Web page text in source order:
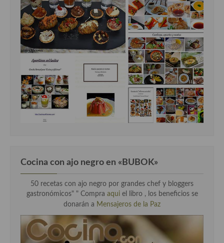
Cocina con ajo negro en «BUBOK»
50 recetas con ajo negro por grandes chef y bloggers
gastronómicos" " Compra aqui el libro , los beneficios se
donarán a Mensajeros de la Paz